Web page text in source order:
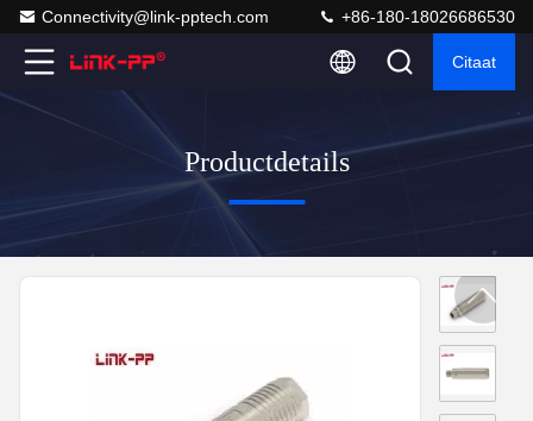
Connectivity@link-pptech.com +86-180-18026686530
Citaat
Productdetails